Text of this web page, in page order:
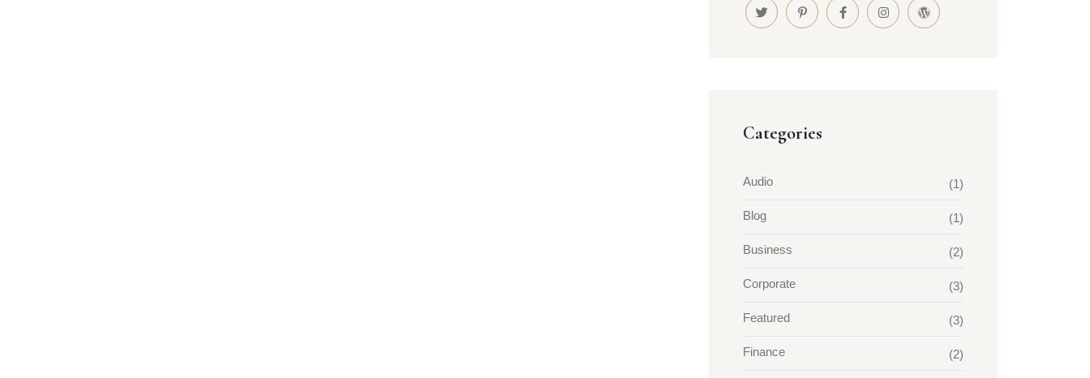
Categories
Audio (1)
Blog (1)
Business (2)
Corporate (3)
Featured (3)
Finance (2)